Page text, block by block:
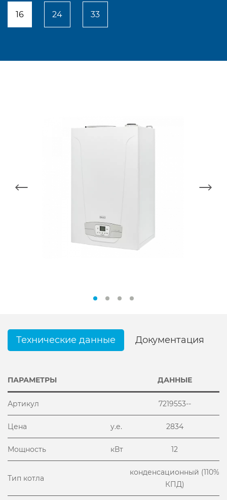
16 24 33
Технические данные Документация
ПАРАМЕТРЫ ДАННЫЕ
Артикул 7219553--
Цена у.е. 2834
Мощность кВт 12
Тип котла
конденсационный (110%
КПД)